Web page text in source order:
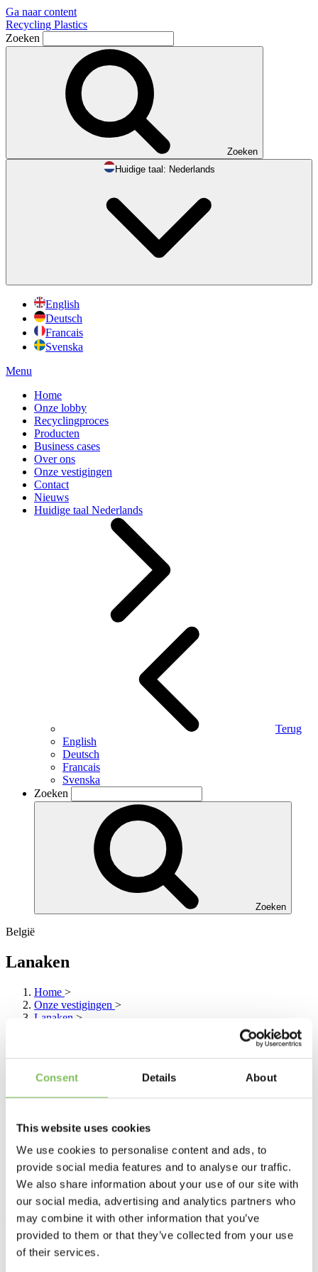
Consent Details About
This website uses cookies
We use cookies to personalise content and ads, to
provide social media features and to analyse our traffic.
We also share information about your use of our site with
our social media, advertising and analytics partners who
may combine it with other information that you’ve
provided to them or that they’ve collected from your use
of their services.
Ga naar content
Recycling Plastics
Zoeken
Zoeken
Huidige taal:
English
Deutsch
Francais
Svenska
Menu
Home
Onze lobby
Recyclingproces
Producten
Business cases
Over ons
Onze vestigingen
Contact
Nieuws
Huidige taal Nederlands
Terug
English
Deutsch
Francais
Svenska
Zoeken
Zoeken
België
Lanaken
Home >
Onze vestigingen >
Lanaken >
Welkom op onze vestiging in Lanaken. Sinds 2016 recyclen we op
kunststoffen aannemen én ter plaatse verwerken tot nieuwe
Lees meer
Peter Brughmans